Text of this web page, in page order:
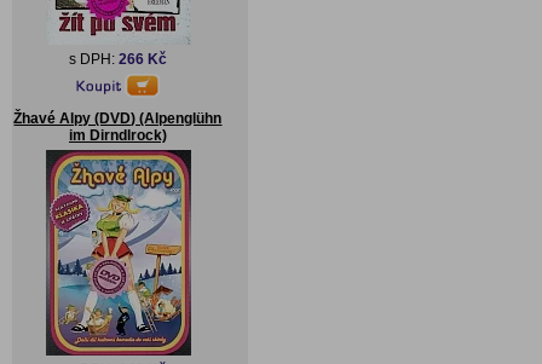
s DPH: 266 Kč
Žhavé Alpy (DVD) (Alpenglühn
im Dirndlrock)